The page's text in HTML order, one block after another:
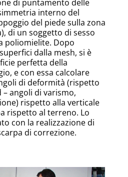
di puntamento delle
interno del
del piede sulla zona
di un soggetto di sesso
poliomielite. Dopo
dalla mesh, si è
perfetta della
e con essa calcolare
di deformità (rispetto
angoli di varismo,
rispetto alla verticale
rispetto al terreno. Lo
con la realizzazione di
di correzione.